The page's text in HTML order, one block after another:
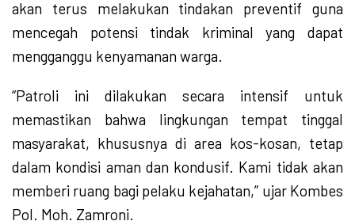
akan terus melakukan tindakan preventif guna
mencegah potensi tindak kriminal yang dapat
mengganggu kenyamanan warga.
“Patroli ini dilakukan secara intensif untuk
memastikan bahwa lingkungan tempat tinggal
masyarakat, khususnya di area kos-kosan, tetap
dalam kondisi aman dan kondusif. Kami tidak akan
memberi ruang bagi pelaku kejahatan,” ujar Kombes
Pol. Moh. Zamroni.